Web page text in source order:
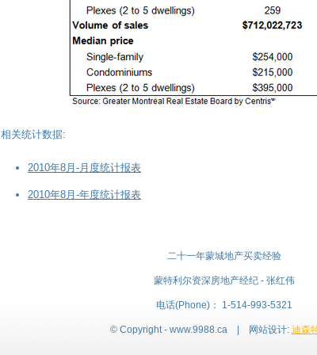
相关统计数据:
2010年8月-月度统计报表
2010年8月-年度统计报表
二十一年蒙城地产买卖经验
蒙特利尔资深房地产经纪 - 张红伟
电话(Phone)： 1-514-993-5321
© Copyright - www.9988.ca | 网站设计: 迪森